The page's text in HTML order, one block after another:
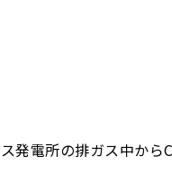
発電所の排ガス中から